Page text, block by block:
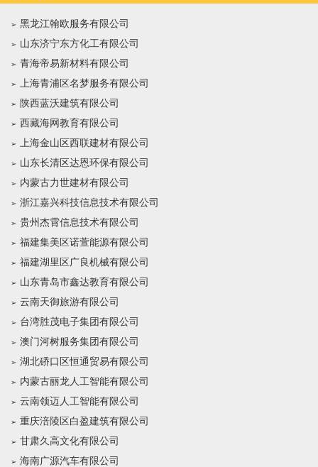
黑龙江翰欧服务有限公司
山东济宁东方化工有限公司
青海帝易新材料有限公司
上海青浦区名梦服务有限公司
陕西蓝沃建筑有限公司
西藏海网教育有限公司
上海金山区西联建材有限公司
山东长清区达恩环保有限公司
内蒙古力世建材有限公司
浙江嘉兴科技信息技术有限公司
贵州杰霄信息技术有限公司
福建集美区诺萱能源有限公司
福建湖里区广良机械有限公司
山东青岛市鑫达教育有限公司
云南天御旅游有限公司
台湾胜茂电子集团有限公司
澳门河树服务集团有限公司
湖北硚口区恒通贸易有限公司
内蒙古丽龙人工智能有限公司
云南领迈人工智能有限公司
重庆涪陵区白盈建筑有限公司
甘肃久高文化有限公司
海南广源汽车有限公司